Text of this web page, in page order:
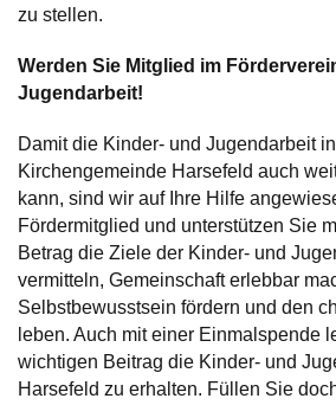
zu stellen.
Werden Sie Mitglied im
Jugendarbeit!
Damit die Kinder- und Jugendarbeit
Kirchengemeinde Harsefeld auch
kann, sind wir auf Ihre Hilfe
Fördermitglied und unterstützen Sie
Betrag die Ziele der Kinder- und
vermitteln, Gemeinschaft erlebbar
Selbstbewusstsein fördern und den
leben. Auch mit einer Einmalspende
wichtigen Beitrag die Kinder- und
Harsefeld zu erhalten. Füllen Sie